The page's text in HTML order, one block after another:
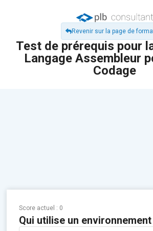
Revenir sur la page de
Test de prérequis pour
Langage Assembleur
Codage
Score actuel : 0
Qui utilise un